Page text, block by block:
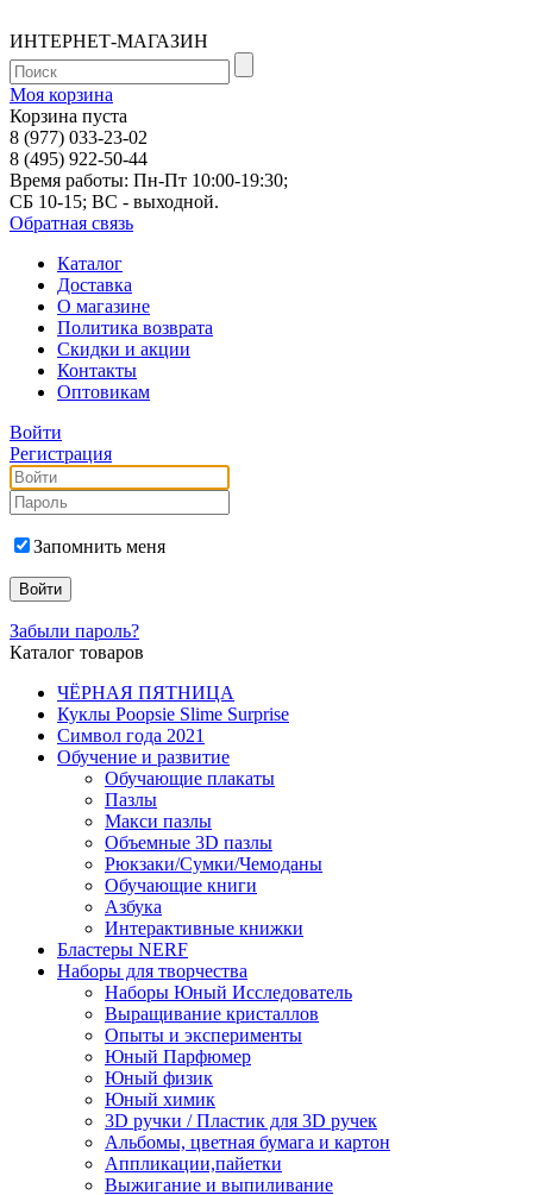
ИНТЕРНЕТ-МАГАЗИН
Моя корзина
Корзина пуста
8 (977) 033-23-02
8 (495) 922-50-44
Время работы: Пн-Пт 10:00-19:30;
СБ 10-15; ВС - выходной.
Обратная связь
Каталог
Доставка
О магазине
Политика возврата
Скидки и акции
Контакты
Оптовикам
Войти
Регистрация
Запомнить меня
Забыли пароль?
Каталог товаров
ЧЁРНАЯ ПЯТНИЦА
Куклы Poopsie Slime Surprise
Символ года 2021
Обучение и развитие
Обучающие плакаты
Пазлы
Макси пазлы
Объемные 3D пазлы
Рюкзаки/Сумки/Чемоданы
Обучающие книги
Азбука
Интерактивные книжки
Бластеры NERF
Наборы для творчества
Наборы Юный Исследователь
Выращивание кристаллов
Опыты и эксперименты
Юный Парфюмер
Юный физик
Юный химик
3D ручки / Пластик для 3D ручек
Альбомы, цветная бумага и картон
Аппликации,пайетки
Выжигание и выпиливание